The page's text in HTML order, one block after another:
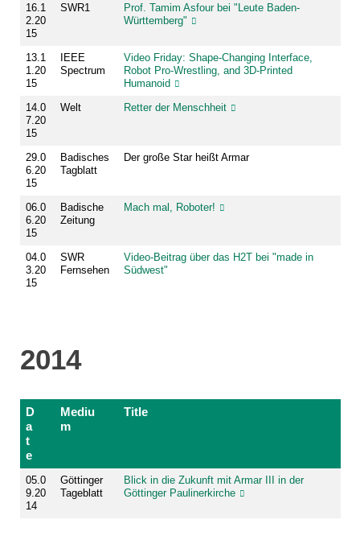
16.1
2.20
15
SWR1
Prof. Tamim Asfour bei "Leute Baden-
Württemberg"
13.1
1.20
15
IEEE
Spectrum
Video Friday: Shape-Changing Interface,
Robot Pro-Wrestling, and 3D-Printed
Humanoid
14.0
7.20
15
Welt Retter der Menschheit
29.0
6.20
15
Badisches
Tagblatt
Der große Star heißt Armar
06.0
6.20
15
Badische
Zeitung
Mach mal, Roboter!
04.0
3.20
15
SWR
Fernsehen
Video-Beitrag über das H2T bei "made in
Südwest"
2014
D
a
t
e
Mediu
m
Title
05.0
9.20
14
Göttinger
Tageblatt
Blick in die Zukunft mit Armar III in der
Göttinger Paulinerkirche